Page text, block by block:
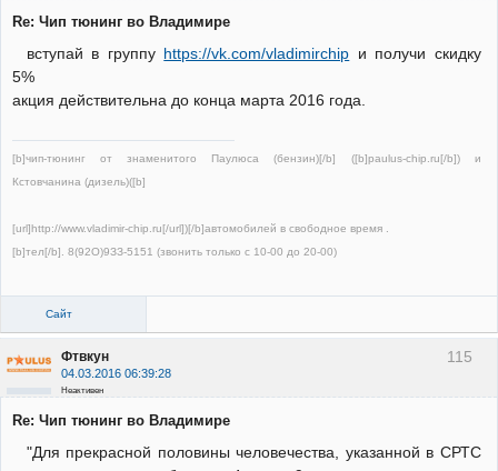
Re: Чип тюнинг во Владимире
вступай в группу https://vk.com/vladimirchip и получи скидку
5%
акция действительна до конца марта 2016 года.
[b]чип-тюнинг от знаменитого Паулюса (бензин)[/b] ([b]paulus-chip.ru[/b]) и
Кстовчанина (дизель)([b]
[url]http://www.vladimir-chip.ru[/url])[/b]автомобилей в свободное время .
[b]тел[/b]. 8(92О)9ЗЗ-5151 (звонить только с 10-00 до 20-00)
Сайт
115
Фтвкун
04.03.2016 06:39:28
Неактивен
Re: Чип тюнинг во Владимире
"Для прекрасной половины человечества, указанной в СРТС